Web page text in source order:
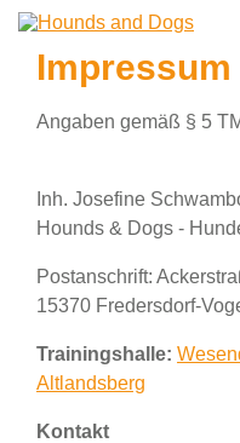
Impressum
Angaben gemäß § 5
Inh. Josefine
Hounds & Dogs -
Postanschrift:
15370 Fredersdorf-
Trainingshalle:
Altlandsberg
Kontakt